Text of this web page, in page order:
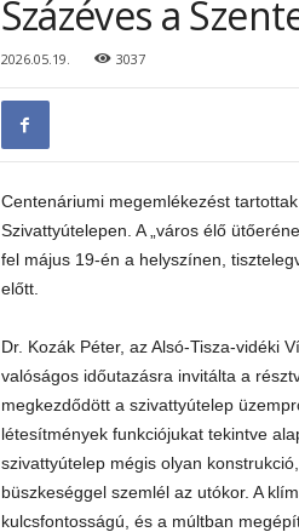
Százéves a
2026.05.19. 3037
Centenáriumi megemlékezést
Szivattyútelepen. A „város élő
fel május 19-én a helyszínen,
előtt.
Dr. Kozák Péter, az Alsó-Tisza-vidéki
valóságos időutazásra invitálta a
megkezdődött a szivattyútelep
létesítmények funkciójukat tekintve
szivattyútelep mégis olyan
büszkeséggel szemlél az utókor. A
kulcsfontosságú, és a múltban